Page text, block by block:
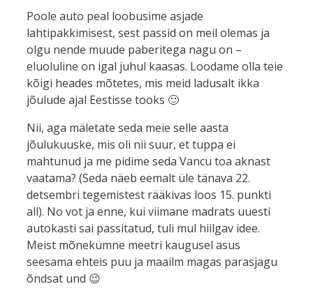
Poole auto peal loobusime asjade
lahtipakkimisest, sest passid on meil olemas ja
olgu nende muude paberitega nagu on –
eluoluline on igal juhul kaasas. Loodame olla teie
kõigi heades mõtetes, mis meid ladusalt ikka
jõulude ajal Eestisse tooks 🙂
Nii, aga mäletate seda meie selle aasta
jõulukuuske, mis oli nii suur, et tuppa ei
mahtunud ja me pidime seda Vancu toa aknast
vaatama? (Seda näeb eemalt üle tänava 22.
detsembri tegemistest rääkivas loos 15. punkti
all). No vot ja enne, kui viimane madrats uuesti
autokasti sai passitatud, tuli mul hiilgav idee.
Meist mõnekümne meetri kaugusel asus
seesama ehteis puu ja maailm magas parasjagu
õndsat und 😉